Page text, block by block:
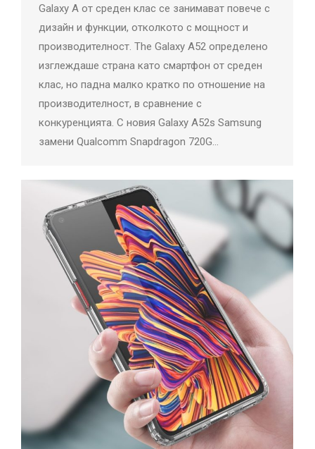
Galaxy A от среден клас се занимават повече с
дизайн и функции, отколкото с мощност и
производителност. The Galaxy А52 определено
изглеждаше страна като смартфон от среден
клас, но падна малко кратко по отношение на
производителност, в сравнение с
конкуренцията. С новия Galaxy A52s Samsung
замени Qualcomm Snapdragon 720G…